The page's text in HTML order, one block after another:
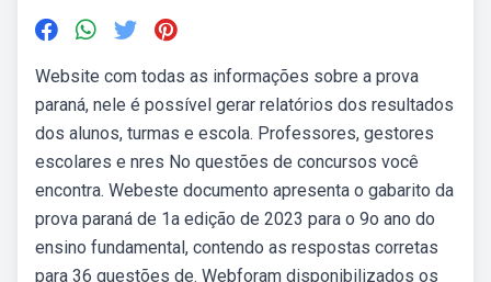
Website com todas as informações sobre a prova
paraná, nele é possível gerar relatórios dos resultados
dos alunos, turmas e escola. Professores, gestores
escolares e nres No questões de concursos você
encontra. Webeste documento apresenta o gabarito da
prova paraná de 1a edição de 2023 para o 9o ano do
ensino fundamental, contendo as respostas corretas
para 36 questões de. Webforam disponibilizados os